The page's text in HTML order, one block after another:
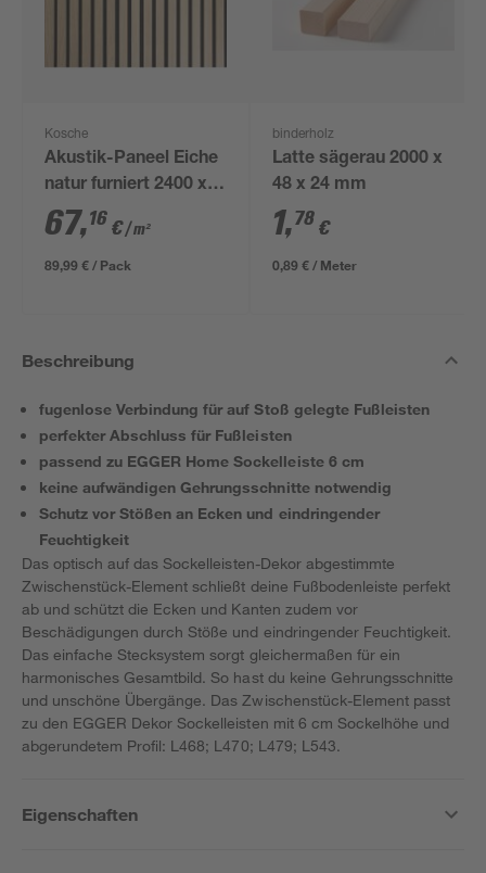
Kosche
Akustik-Paneel Eiche
natur furniert 2400 x
561 x 19 mm
67,16 €/ m²
89,99 € / Pack
binderholz
Latte sägerau 2000 x
48 x 24 mm
1,78 €
0,89 € / Meter
Beschreibung
fugenlose Verbindung für auf Stoß gelegte Fußleisten
perfekter Abschluss für Fußleisten
passend zu EGGER Home Sockelleiste 6 cm
keine aufwändigen Gehrungsschnitte notwendig
Schutz vor Stößen an Ecken und eindringender
Feuchtigkeit
Das optisch auf das Sockelleisten-Dekor abgestimmte
Zwischenstück-Element schließt deine Fußbodenleiste perfekt
ab und schützt die Ecken und Kanten zudem vor
Beschädigungen durch Stöße und eindringender Feuchtigkeit.
Das einfache Stecksystem sorgt gleichermaßen für ein
harmonisches Gesamtbild. So hast du keine Gehrungsschnitte
und unschöne Übergänge. Das Zwischenstück-Element passt
zu den EGGER Dekor Sockelleisten mit 6 cm Sockelhöhe und
abgerundetem Profil: L468; L470; L479; L543.
Eigenschaften